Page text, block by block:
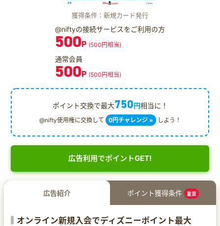
獲得条件：新規カード発行
@niftyの接続サービスをご利用の方
500P (500円相当)
通常会員
500P (500円相当)
ポイント交換で最大750円相当に！
@nifty使用権に交換して 0円チャレンジ » しよう！
広告利用でポイントGET!
広告紹介 ポイント獲得条件 重要
オンライン新規入会でディズニーポイント最大